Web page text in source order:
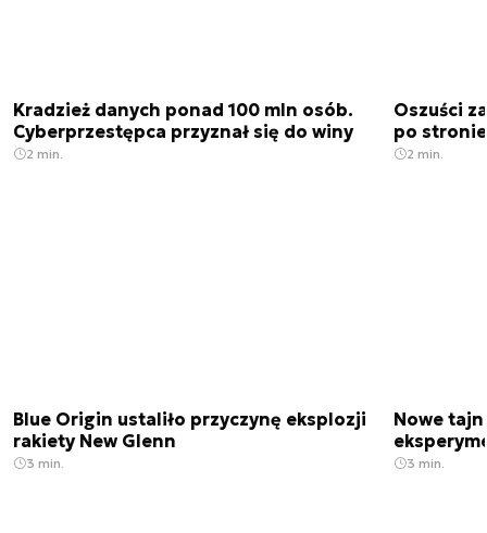
Kradzież danych ponad 100 mln osób.
Cyberprzestępca przyznał się do winy
2 min.
Oszuści
po
2 min.
Blue Origin ustaliło przyczynę eksplozji
rakiety New Glenn
3 min.
Nowe
3 min.